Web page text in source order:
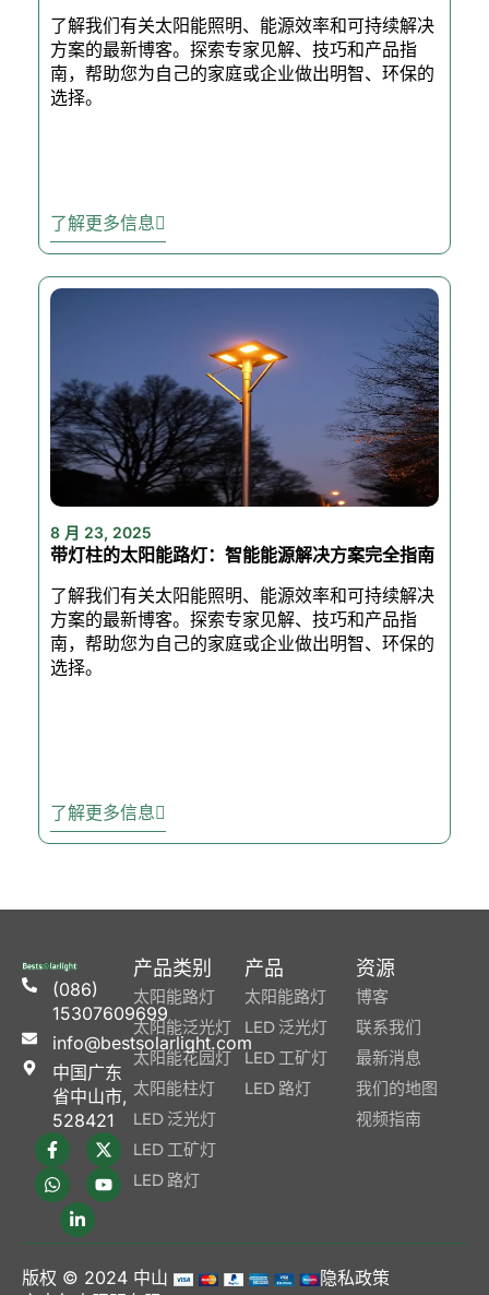
了解我们有关太阳能照明、能源效率和可持续解决
方案的最新博客。探索专家见解、技巧和产品指
南，帮助您为自己的家庭或企业做出明智、环保的
选择。
了解更多信息
8 月 23, 2025
带灯柱的太阳能路灯：智能能源解决方案完全指南
了解我们有关太阳能照明、能源效率和可持续解决
方案的最新博客。探索专家见解、技巧和产品指
南，帮助您为自己的家庭或企业做出明智、环保的
选择。
了解更多信息
(086)
15307609699
info@bestsolarlight.com
中国广东
省中山市,
528421
产品类别
太阳能路灯
太阳能泛光灯
太阳能花园灯
太阳能柱灯
LED 泛光灯
LED 工矿灯
LED 路灯
产品
太阳能路灯
LED 泛光灯
LED 工矿灯
LED 路灯
资源
博客
联系我们
最新消息
我们的地图
视频指南
版权 © 2024 中山
隐私政策